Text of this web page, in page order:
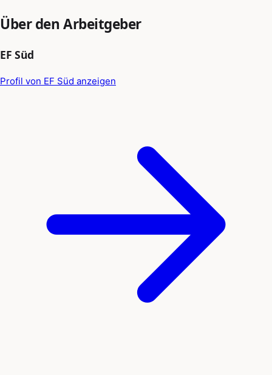
Über den Arbeitgeber
EF Süd
Profil von EF Süd anzeigen